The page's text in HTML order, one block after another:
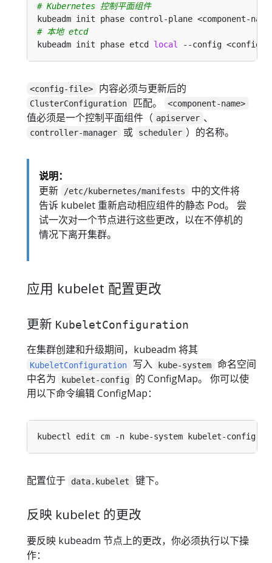
# Kubernetes 控制平面组件
# 本地 etcd
kubeadm init phase etcd local
<config-file> 内容必须与更新后的
ClusterConfiguration 匹配。 <component-name>
值必须是一个控制平面组件（ apiserver 、
controller-manager 或 scheduler ）的名称。
说明：
更新
/etc/kubernetes/manifests
中的文件将
告诉 kubelet 重新启动相应组件的静态 Pod。 尝
试一次对一个节点进行这些更改，以在不停机的
情况下离开集群。
应用 kubelet 配置更改
更新 KubeletConfiguration
在集群创建和升级期间，kubeadm 将其
KubeletConfiguration 写入 kube-system
命名空间
中名为
kubelet-config
的 ConfigMap。 你可以使
用以下命令编辑 ConfigMap：
配置位于 data.kubelet 键下。
反映 kubelet 的更改
要反映 kubeadm 节点上的更改，你必须执行以下操
作：